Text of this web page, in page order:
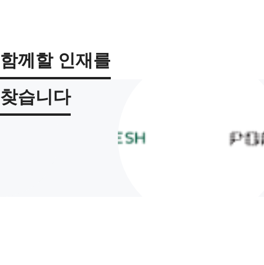
함께할 인재를
찾습니다